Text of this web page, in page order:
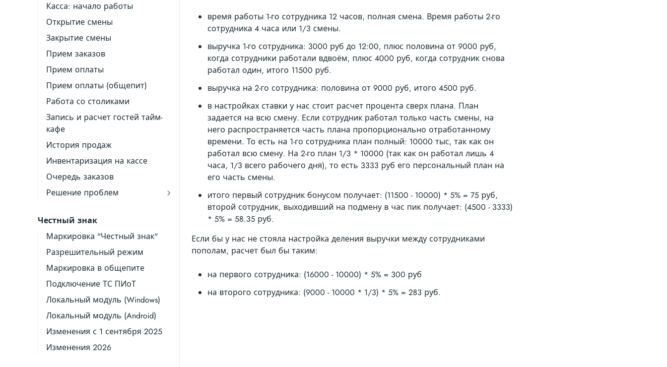
Касса: начало работы
Открытие смены
Закрытие смены
Прием заказов
Прием оплаты
Прием оплаты (общепит)
Работа со столиками
Запись и расчет гостей тайм-
кафе
История продаж
Инвентаризация на кассе
Очередь заказов
Решение проблем
Честный знак
Маркировка "Честный знак"
Разрешительный режим
Маркировка в общепите
Подключение ТС ПИоТ
Локальный модуль (Windows)
Локальный модуль (Android)
Изменения с 1 сентября 2025
Изменения 2026
время работы 1-го сотрудника 12 часов, полная смена. Время работы 2-го
сотрудника 4 часа или 1/3 смены.
выручка 1-го сотрудника: 3000 руб до 12:00, плюс половина от 9000 руб,
когда сотрудники работали вдвоём, плюс 4000 руб, когда сотрудник снова
работал один, итого 11500 руб.
выручка на 2-го сотрудника: половина от 9000 руб, итого 4500 руб.
в настройках ставки у нас стоит расчет процента сверх плана. План
задается на всю смену. Если сотрудник работал только часть смены, на
него распространяется часть плана пропорционально отработанному
времени. То есть на 1-го сотрудника план полный: 10000 тыс, так как он
работал всю смену. На 2-го план 1/3 * 10000 (так как он работал лишь 4
часа, 1/3 всего рабочего дня), то есть 3333 руб его персональный план на
его часть смены.
итого первый сотрудник бонусом получает: (11500 - 10000) * 5% = 75 руб,
второй сотрудник, выходивший на подмену в час пик получает: (4500 - 3333)
* 5% = 58.35 руб.
Если бы у нас не стояла настройка деления выручки между сотрудниками
пополам, расчет был бы таким:
на первого сотрудника: (16000 - 10000) * 5% = 300 руб
на второго сотрудника: (9000 - 10000 * 1/3) * 5% = 283 руб.